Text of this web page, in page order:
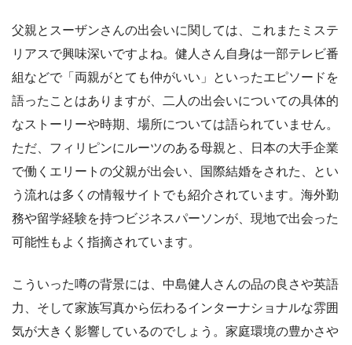
父親とスーザンさんの出会いに関しては、これまたミステ
リアスで興味深いですよね。健人さん自身は一部テレビ番
組などで「両親がとても仲がいい」といったエピソードを
語ったことはありますが、二人の出会いについての具体的
なストーリーや時期、場所については語られていません。
ただ、フィリピンにルーツのある母親と、日本の大手企業
で働くエリートの父親が出会い、国際結婚をされた、とい
う流れは多くの情報サイトでも紹介されています。海外勤
務や留学経験を持つビジネスパーソンが、現地で出会った
可能性もよく指摘されています。
こういった噂の背景には、中島健人さんの品の良さや英語
力、そして家族写真から伝わるインターナショナルな雰囲
気が大きく影響しているのでしょう。家庭環境の豊かさや